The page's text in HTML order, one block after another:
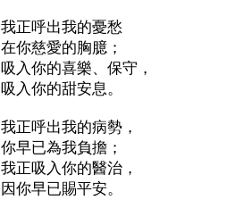
我正呼出我的憂愁
在你慈愛的胸臆；
吸入你的喜樂、保守，
吸入你的甜安息。
我正呼出我的病勢，
你早已為我負擔；
我正吸入你的醫治，
因你早已賜平安。